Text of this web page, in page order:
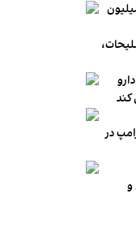
مسکن در تهران به متری ۲۴۰ میلیون
در
و